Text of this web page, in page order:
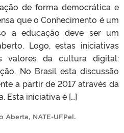
de forma democrática e
que o Conhecimento é um
a educação deve ser um
Logo, estas iniciativas
valores da cultura digital:
No Brasil esta discussão
a partir de 2017 através da
Esta iniciativa é […]
Aberta, NATE-UFPel.